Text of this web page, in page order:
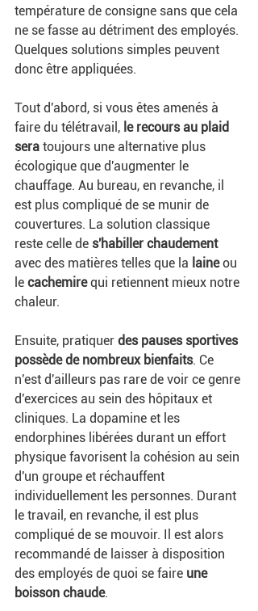
température de consigne sans que cela
ne se fasse au détriment des employés.
Quelques solutions simples peuvent
donc être appliquées.
Tout d'abord, si vous êtes amenés à
faire du télétravail, le recours au plaid
sera toujours une alternative plus
écologique que d'augmenter le
chauffage. Au bureau, en revanche, il
est plus compliqué de se munir de
couvertures. La solution classique
reste celle de s'habiller chaudement
avec des matières telles que la laine ou
le cachemire qui retiennent mieux notre
chaleur.
Ensuite, pratiquer des pauses sportives
possède de nombreux bienfaits. Ce
n'est d'ailleurs pas rare de voir ce genre
d'exercices au sein des hôpitaux et
cliniques. La dopamine et les
endorphines libérées durant un effort
physique favorisent la cohésion au sein
d'un groupe et réchauffent
individuellement les personnes. Durant
le travail, en revanche, il est plus
compliqué de se mouvoir. Il est alors
recommandé de laisser à disposition
des employés de quoi se faire une
boisson chaude.